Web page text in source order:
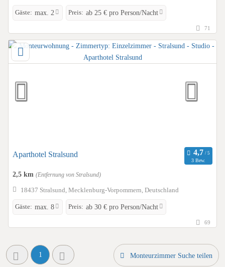
Gäste: max. 2 Preis: ab 25 € pro Person/Nacht
71
Aparthotel Stralsund
3 Bew.
2,5 km (Entfernung von Stralsund)
18437 Stralsund, Mecklenburg-Vorpommern, Deutschland
Gäste: max. 8 Preis: ab 30 € pro Person/Nacht
69
1 Monteurzimmer Suche teilen